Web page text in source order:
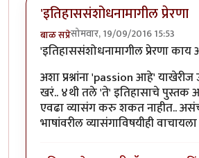
'इतिहाससंशोधनामागील प्रेरणा
बाळ सप्रेसोमवार, 19/09/2016 15:53
'इतिहाससंशोधनामागील प्रेरणा
अशा प्रश्नांना 'passion आहे' याखेरीज
खरं.. ४थी तले 'ते' इतिहासाचे
एवढा व्यासंग करु शकत नाहीत..
भाषांवरील व्यासंगाविषयीही